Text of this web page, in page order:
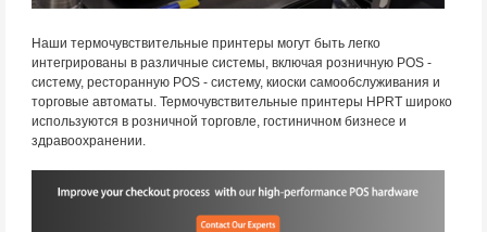
Наши термочувствительные принтеры могут быть легко
интегрированы в различные системы, включая розничную POS -
систему, ресторанную POS - систему, киоски самообслуживания и
торговые автоматы. Термочувствительные принтеры HPRT широко
используются в розничной торговле, гостиничном бизнесе и
здравоохранении.